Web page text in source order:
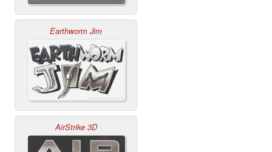
Earthworm Jim
AirStrike 3D